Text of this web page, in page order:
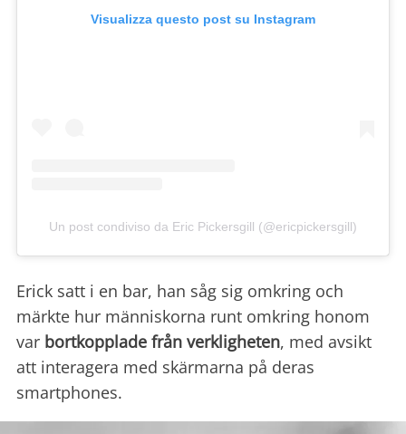
Visualizza questo post su Instagram
Un post condiviso da Eric Pickersgill (@ericpickersgill)
Erick satt i en bar, han såg sig omkring och
märkte hur människorna runt omkring honom
var bortkopplade från verkligheten, med avsikt
att interagera med skärmarna på deras
smartphones.